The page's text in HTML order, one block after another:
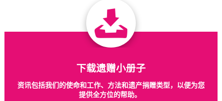
下载遗赠小册子
资讯包括我们的使命和工作、方法和遗产捐赠类型，以便为您
提供全方位的帮助。